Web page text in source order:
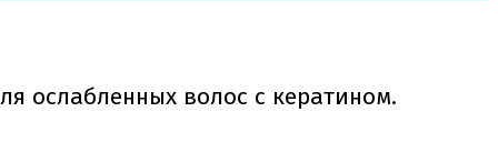
ослабленных волос с кератином.